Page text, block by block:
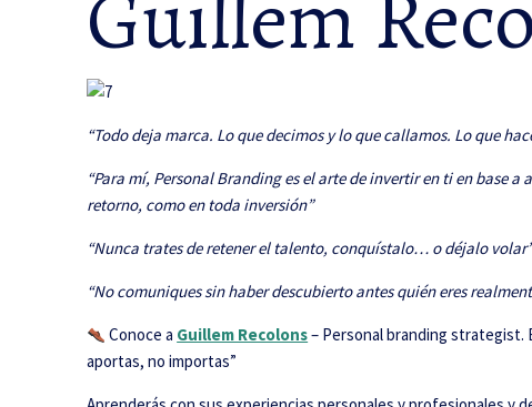
“Todo deja marca. Lo que decimos y lo que callamos. Lo que
“Para mí, Personal Branding es el arte de invertir en ti en base
retorno, como en toda inversión”
“Nunca trates de retener el talento, conquístalo… o déjalo
“No comuniques sin haber descubierto antes quién eres
Conoce a Guillem Recolons– Personal branding strategist.
aportas, no importas”